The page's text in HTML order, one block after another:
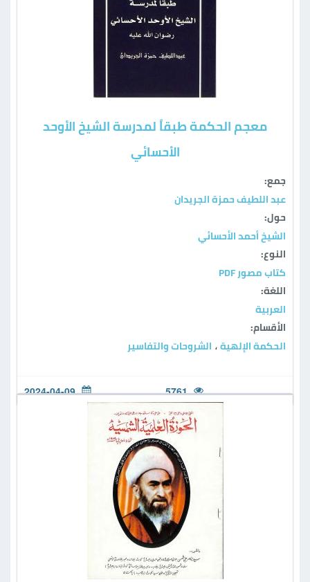
معجم الحكمة طبقاً لمدرسة الشيخ الأوحد
الأحسائي
جمع:
عبد اللطيف حمزة الجريدان
حول:
الشيخ أحمد الأحسائي
النوع:
كتاب مصور PDF
اللغة:
العربية
الأقسام:
الحكمة الإلهية ، الشروحات والتفاسير
5761
2024-04-09